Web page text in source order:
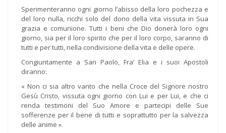
Sperimenteranno ogni giorno l’abisso della loro pochezza e
del loro nulla, ricchi solo del dono della vita vissuta in Sua
grazia e comunione. Tutti i beni che Dio donerà loro ogni
giorno, sia per il loro spirito che per il loro corpo, saranno di
tutti e per tutti, nella condivisione della vita e delle opere.
Congiuntamente a San Paolo, Fra’ Elia e i suoi Apostoli
diranno:
« Non ci sia altro vanto che nella Croce del Signore nostro
Gesù Cristo, vissuta ogni giorno con Lui e per Lui, e che ci
renda testimoni del Suo Amore e partecipi delle Sue
sofferenze per il bene di tutti e soprattutto per la salvezza
delle anime ».